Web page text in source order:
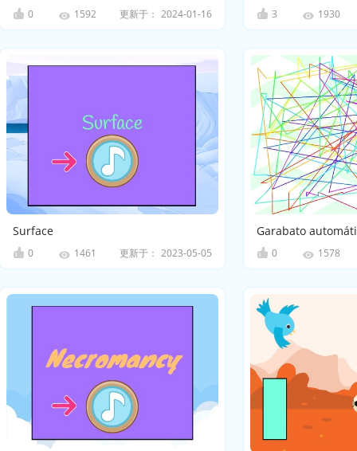
0 1592 更新于： 2024-01-16 3 1930
Surface
0 1461 更新于： 2023-05-05
Garabato
0 1578